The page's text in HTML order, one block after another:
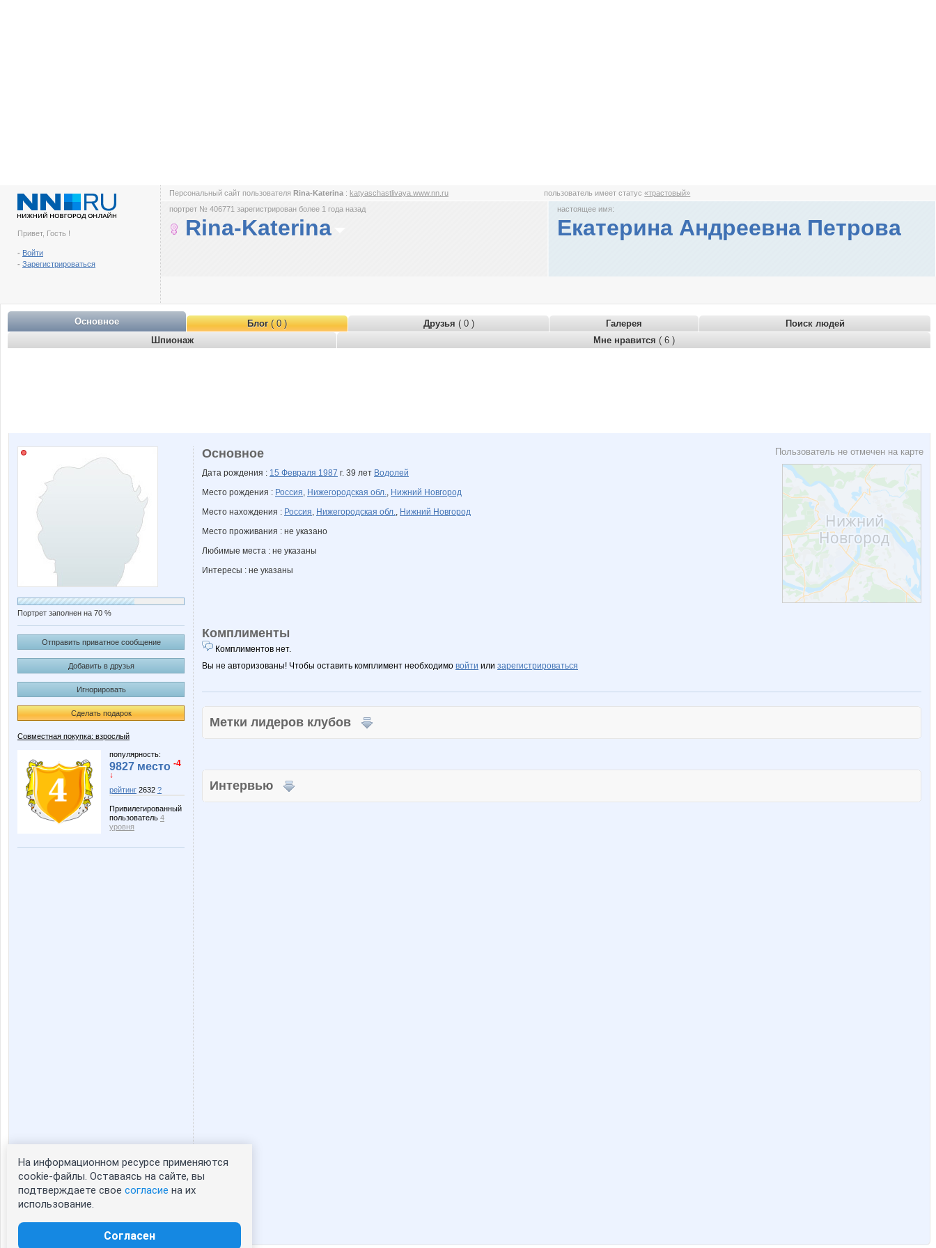
Привет, Гость !
- Войти
- Зарегистрироваться
Персональный сайт пользователя Rina-Katerina : katyaschastlivaya.www.nn.ru пользователь имеет статус«трастовый»
портрет № 406771 зарегистрирован более 1 года назад
Rina-Katerina
настоящее имя:
Екатерина Андреевна Петрова
Основное Блог( 0 ) Друзья ( 0 ) Галерея
Поиск людей
Шпионаж
Мне нравится ( 6 )
Портрет заполнен на 70 %
Отправить приватное сообщение
Добавить в друзья
Игнорировать
Сделать подарок
Совместная покупка: взрослый
популярность:
9827 место -4
↓
рейтинг 2632 ?
Привилегированный
пользователь 4
уровня
Статистика портрета:
сейчас просматривают портрет - 0
зарегистрированные пользователи
Пользователь не отмечен на карте
Основное
Дата рождения : 15 Февраля 1987 г. 39 лет Водолей
Место рождения : Россия, Нижегородская обл., Нижний Новгород
Место нахождения : Россия, Нижегородская обл., Нижний Новгород
Место проживания : не указано
Любимые места : не указаны
Интересы : не указаны
Комплименты
Комплиментов нет.
Вы не авторизованы! Чтобы оставить комплимент необходимо войти или зарегистрироваться
Метки лидеров клубов
Интервью
На информационном ресурсе применяются
cookie-файлы. Оставаясь на сайте, вы
подтверждаете свое согласие на их
использование.
Согласен